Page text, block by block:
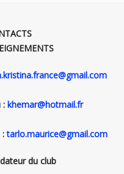
: khemar@hotmail.fr
:tarlo.maurice@gmail.com
du club